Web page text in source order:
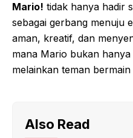
Mario! tidak hanya hadir
sebagai gerbang menuju
aman, kreatif, dan
mana Mario bukan
melainkan teman
Also Read